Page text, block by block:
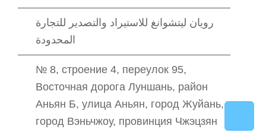
رويان ليتشوانغ للاستيراد والتصدير للتجارة
المحدودة
№ 8, строение 4, переулок 95,
Восточная дорога Луншань, район
Аньян Б, улица Аньян, город Жуйань,
город Вэньчжоу, провинция Чжэцзян